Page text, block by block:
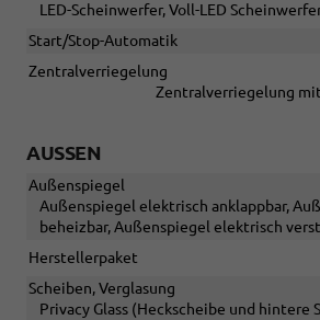
LED-Scheinwerfer, Voll-LED
Start/Stop-Automatik
Zentralverriegelung
Zentralverriegelung
AUSSEN
Außenspiegel
Außenspiegel elektrisch anklappbar,
beheizbar, Außenspiegel elektrisch
Herstellerpaket
Scheiben, Verglasung
Privacy Glass (Heckscheibe und hintere